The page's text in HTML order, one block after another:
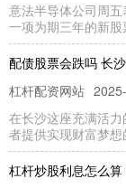
意法半导体公司周
一项为期三年的新
配债股票会跌吗 长
杠杆配资网站
在长沙这座充满活
者提供实现财富梦
杠杆炒股利息怎么